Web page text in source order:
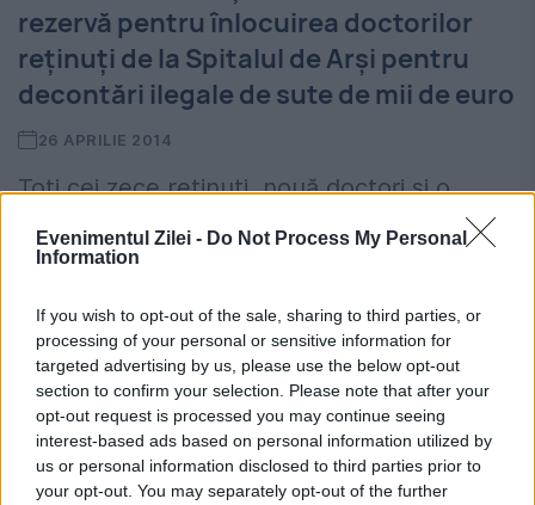
Evenimentul Zilei - Do Not Process My Personal
Information
If you wish to opt-out of the sale, sharing to third parties, or
processing of your personal or sensitive information for
targeted advertising by us, please use the below opt-out
section to confirm your selection. Please note that after your
opt-out request is processed you may continue seeing
interest-based ads based on personal information utilized by
us or personal information disclosed to third parties prior to
your opt-out. You may separately opt-out of the further
rezervă pentru înlocuirea doctorilor
reţinuţi de la Spitalul de Arşi pentru
decontări ilegale de sute de mii de euro
26 APRILIE 2014
Toţi cei zece reţinuţi, nouă doctori şi o
secretara a unei clinici private, vor fi
prezentaţi, astăzi, Tribunalului Capitalei, cu
propunerea de arestare preventivă.
Ministrul Sănătăţii, Nicolae Bănicioiu, a
declarat...